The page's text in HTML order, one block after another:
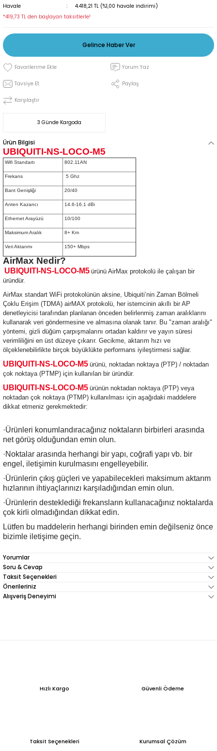
Havale
4.418,21 TL (%1,00 havale indirimi)
*419,73 TL den başlayan taksitlerle!
Gelince Haber Ver
Yorum Yaz
Tavsiye Et Paylaş
Karşılaştır
3 Günde Kargoda
Ürün Bilgisi
UBIQUITI-NS-LOCO-M5
Wifi Standartı 802.11AN
Frekans 5 Ghz
Bant Genişliği 20/40
Anten Kazancı 14.6-16.1 dBi
Ethernet Arayüzü 10/100
Maksimum Aralık 8+ Km
Veri Aktarımı 150+ Mbps
AirMax Nedir?
UBIQUITI-NS-LOCO-M5 ürünü AirMax protokolü ile çalışan bir
üründür.
AirMax standart WiFi protokolünün aksine, Ubiquiti’nin Zaman Bölmeli
Çoklu Erişim (TDMA) airMAX protokolü, her istemcinin akıllı bir AP
denetleyicisi tarafından planlanan önceden belirlenmiş zaman aralıklarını
kullanarak veri göndermesine ve almasına olanak tanır. Bu "zaman aralığı"
yöntemi, gizli düğüm çarpışmalarını ortadan kaldırır ve yayın süresi
verimliliğini en üst düzeye çıkarır. Gecikme, aktarım hızı ve
ölçeklenebilirlikte birçok büyüklükte performans iyileştirmesi sağlar.
UBIQUITI-NS-LOCO-M5 ürünü, noktadan noktaya (PTP) / noktadan
çok noktaya (PTMP) için kullanılan bir üründür.
UBIQUITI-NS-LOCO-M5 ürünün noktadan noktaya (PTP) veya
noktadan çok noktaya (PTMP) kullanılması için aşağıdaki maddelere
dikkat etmeniz gerekmektedir:
·Ürünleri konumlandıracağınız noktaların birbirleri arasında
net görüş olduğundan emin olun.
·Noktalar arasında herhangi bir yapı, coğrafi yapı vb. bir
engel, iletişimin kurulmasını engelleyebilir.
·Ürünlerin çıkış güçleri ve yapabilecekleri maksimum aktarım
hızlarının ihtiyaçlarınızı karşıladığından emin olun.
·Ürünlerin desteklediği frekansların kullanacağınız noktalarda
çok kirli olmadığından dikkat edin.
Lütfen bu maddelerin herhangi birinden emin değilseniz önce
bizimle iletişime geçin.
Yorumlar
Soru & Cevap
Taksit Seçenekleri
Önerileriniz
Alışveriş Deneyimi
Hızlı Kargo Güvenli Ödeme
Taksit Seçenekleri Kurumsal Çözüm